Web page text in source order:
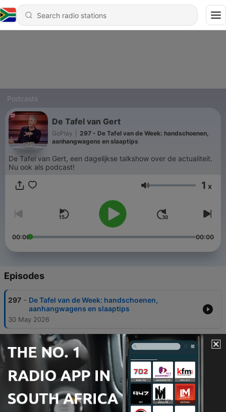
Podcasts
De Tafel van Gert
GoPlay
297 - De Tafel van de Week: handschoenen,
aanhangwagens en slaaptips
De Tafel van Gert, een dagelijkse talkshow over de actualiteit.​
Nu ook als podcast!
Volume 1 x
00:00 00:00
Episodes
297 - De Tafel van de Week: handschoenen,
aanhangwagens en slaaptips
30 May 2026
Elke dag buikpijn: “Ze hebben nooit gevonden
wat er aan de hand is.”
28 May 2026
295 - Tom Waes keert terug naar Oekraïne: “Heel de
nacht bomalarm.”
27 May 2026